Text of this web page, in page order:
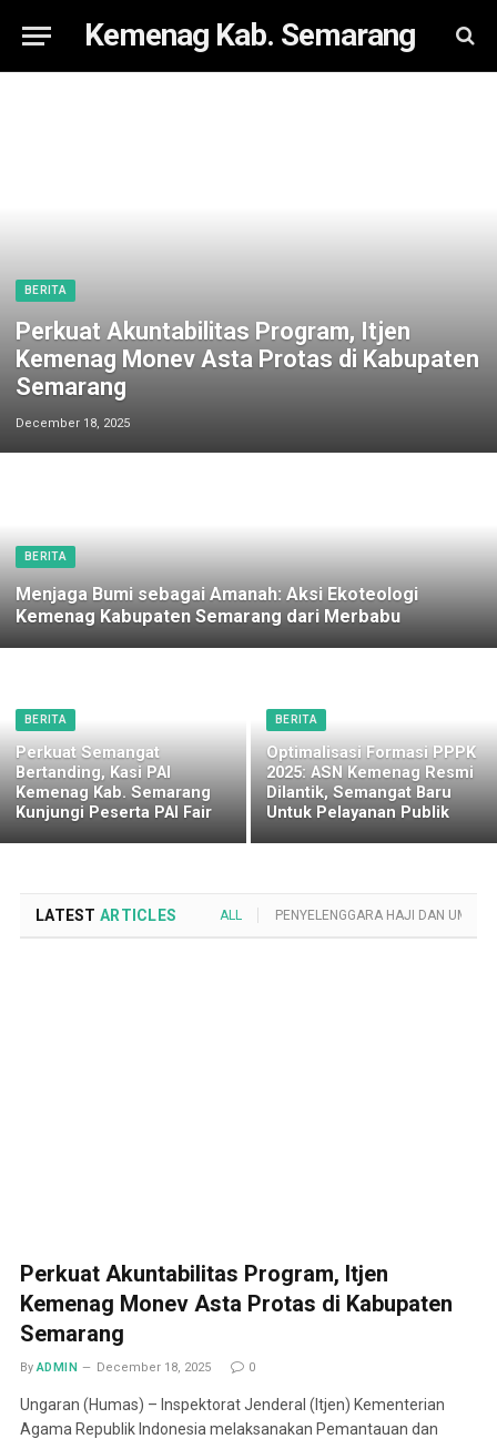
Kemenag Kab. Semarang
BERITA
Perkuat Akuntabilitas Program, Itjen
Kemenag Monev Asta Protas di Kabupaten
Semarang
December 18, 2025
BERITA
Menjaga Bumi sebagai Amanah: Aksi Ekoteologi
Kemenag Kabupaten Semarang dari Merbabu
BERITA
Perkuat Semangat
Bertanding, Kasi PAI
Kemenag Kab. Semarang
Kunjungi Peserta PAI Fair
BERITA
Optimalisasi Formasi PPPK
2025: ASN Kemenag Resmi
Dilantik, Semangat Baru
Untuk Pelayanan Publik
LATEST ARTICLES ALL PENYELENGGARA HAJI DAN UMROH
Perkuat Akuntabilitas Program, Itjen
Kemenag Monev Asta Protas di Kabupaten
Semarang
By ADMIN December 18, 2025 0
Ungaran (Humas) – Inspektorat Jenderal (Itjen) Kementerian
Agama Republik Indonesia melaksanakan Pemantauan dan